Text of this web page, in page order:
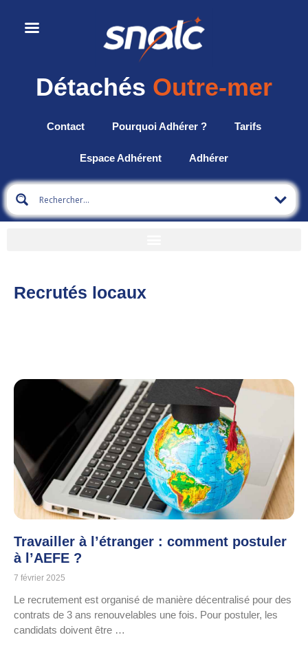
Détachés Outre-mer
Contact Pourquoi Adhérer ? Tarifs
Espace Adhérent Adhérer
Recrutés locaux
Travailler à l’étranger : comment postuler
à l’AEFE ?
7 février 2025
Le recrutement est organisé de manière décentralisé pour des
contrats de 3 ans renouvelables une fois. Pour postuler, les
candidats doivent être …